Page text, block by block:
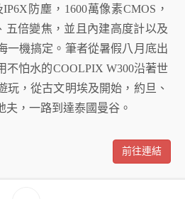
防塵，1600萬像素CMOS，
五倍變焦，並且內建高度計以及
一機搞定。筆者從暑假八月底出
不怕水的COOLPIX W300沿著世
玩，從古文明埃及開始，約旦、
夫，一路到達泰國曼谷。
前往連結